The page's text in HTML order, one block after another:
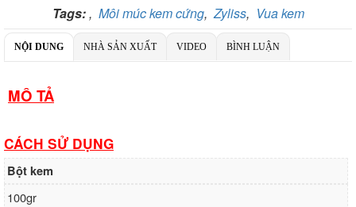
Chi nhánh:
Tây Hà Nội
Chủ TK:
Công ty TNHH MENMOT
069 1000 811 888
Tags:, Môi múc kem cứng,Zyliss, Vua kem
NỘI DUNG NHÀ SẢN XUẤT VIDEO BÌNH LUẬN
MÔ TẢ
CÁCH SỬ DỤNG
Bột kem
100gr